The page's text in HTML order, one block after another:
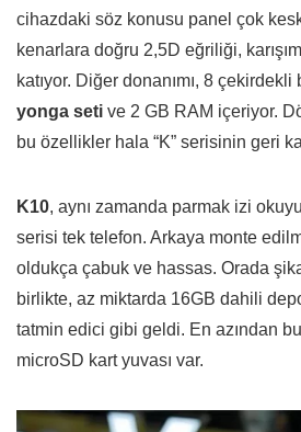
cihazdaki söz konusu panel çok
kenarlara doğru 2,5D eğriliği,
katıyor. Diğer donanımı, 8 çekirdekli
yonga seti ve 2 GB RAM içeriyor.
bu özellikler hala “K” serisinin geri
K10, aynı zamanda parmak izi
serisi tek telefon. Arkaya monte
oldukça çabuk ve hassas. Orada
birlikte, az miktarda 16GB dahili
tatmin edici gibi geldi. En azından
microSD kart yuvası var.